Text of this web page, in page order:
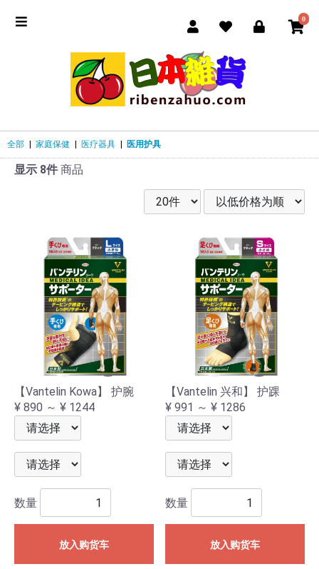
0
全部 家庭保健 医疗器具 医用护具
显示 8件 商品
【Vantelin Kowa】 护腕
¥ 890 ～ ¥ 1244
数量
放入购货车
【Vantelin 兴和】 护踝
¥ 991 ～ ¥ 1286
数量
放入购货车